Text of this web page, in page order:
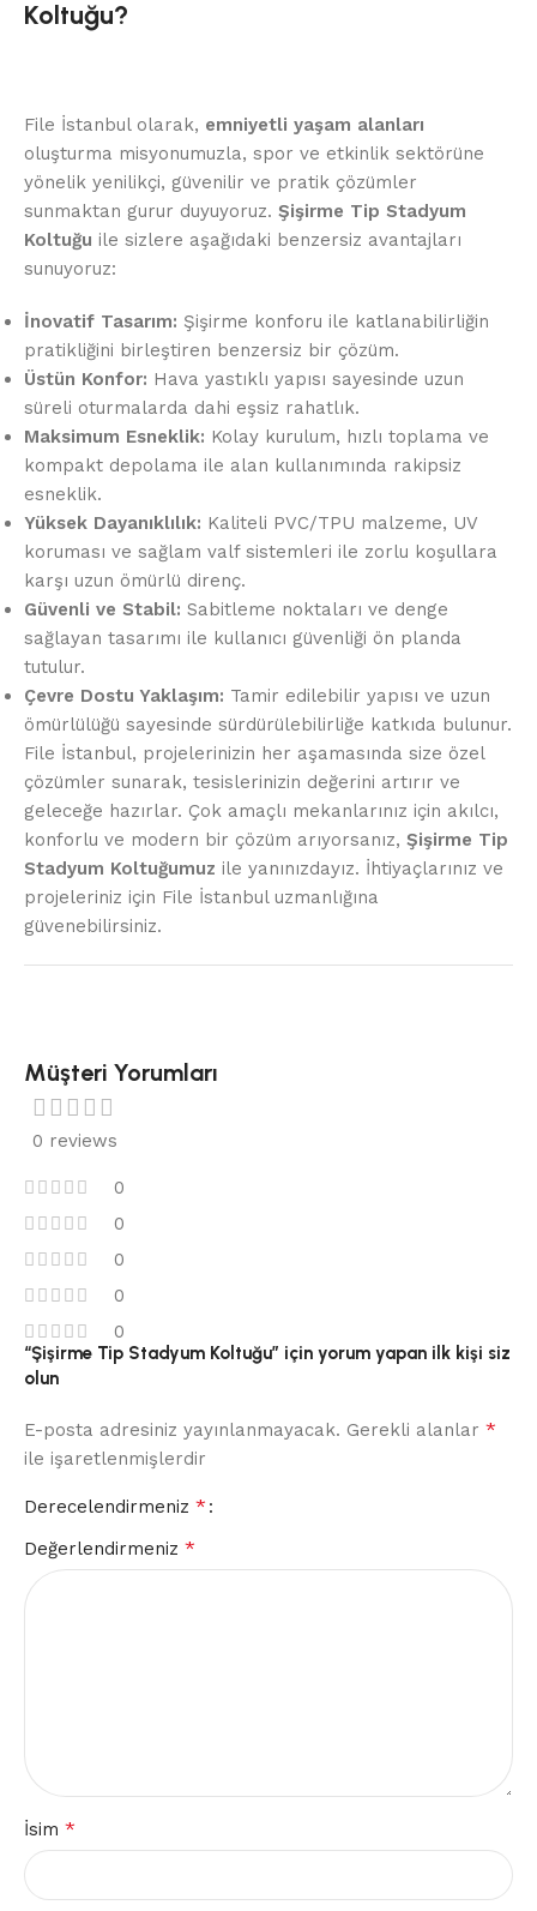
Koltuğu?
File İstanbul olarak, emniyetli yaşam alanları
oluşturma misyonumuzla, spor ve etkinlik sektörüne
yönelik yenilikçi, güvenilir ve pratik çözümler
sunmaktan gurur duyuyoruz. Şişirme Tip Stadyum
Koltuğu ile sizlere aşağıdaki benzersiz avantajları
sunuyoruz:
İnovatif Tasarım: Şişirme konforu ile katlanabilirliğin
pratikliğini birleştiren benzersiz bir çözüm.
Üstün Konfor: Hava yastıklı yapısı sayesinde uzun
süreli oturmalarda dahi eşsiz rahatlık.
Maksimum Esneklik: Kolay kurulum, hızlı toplama ve
kompakt depolama ile alan kullanımında rakipsiz
esneklik.
Yüksek Dayanıklılık: Kaliteli PVC/TPU malzeme, UV
koruması ve sağlam valf sistemleri ile zorlu koşullara
karşı uzun ömürlü direnç.
Güvenli ve Stabil: Sabitleme noktaları ve denge
sağlayan tasarımı ile kullanıcı güvenliği ön planda
tutulur.
Çevre Dostu Yaklaşım: Tamir edilebilir yapısı ve uzun
ömürlülüğü sayesinde sürdürülebilirliğe katkıda bulunur.
File İstanbul, projelerinizin her aşamasında size özel
çözümler sunarak, tesislerinizin değerini artırır ve
geleceğe hazırlar. Çok amaçlı mekanlarınız için akılcı,
konforlu ve modern bir çözüm arıyorsanız, Şişirme Tip
Stadyum Koltuğumuz ile yanınızdayız. İhtiyaçlarınız ve
projeleriniz için File İstanbul uzmanlığına
güvenebilirsiniz.
Müşteri Yorumları
0 reviews
0
0
0
0
0
“Şişirme Tip Stadyum Koltuğu” için yorum yapan ilk kişi siz
olun
E-posta adresiniz yayınlanmayacak. Gerekli alanlar *
ile işaretlenmişlerdir
Derecelendirmeniz *
Değerlendirmeniz *
İsim *